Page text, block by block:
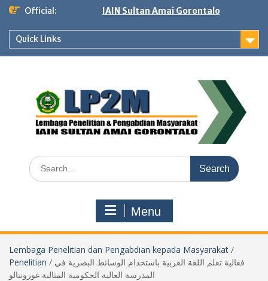
Skip
content
Official: IAIN Sultan Amai Gorontalo
Quick Links
Search
for:
Menu
Lembaga Penelitian dan Pengabdian kepada Masyarakat /
Penelitian / فعالية تعلم اللغة العربية باستخدام الوسائط البصرية في
المدرسة العالية الحكومية المثالية غورونتالو